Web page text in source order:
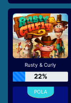
Rusty & Curly
22%